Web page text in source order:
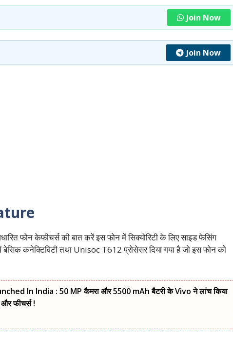
Join Now
Join Now
फोन केफीचर्स की बात करें इस फोन में सिक्योरिटी के लिए साइड फेसिंग
बेसिक कनेक्टिविटी तथा Unisoc T612 प्रोसेसर दिया गया है जो इस फोन को
In India : 50 MP कैमरा और 5500 mAh बैटरी के Vivo ने लांच किया
फीचर्स !